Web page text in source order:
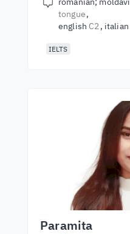
tongue
english C2 italian
IELTS
Paramita